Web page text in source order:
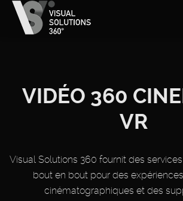
VIDÉO 360
VR
Visual Solutions 360 fournit des
bout en bout pour des
cinématographiques et des